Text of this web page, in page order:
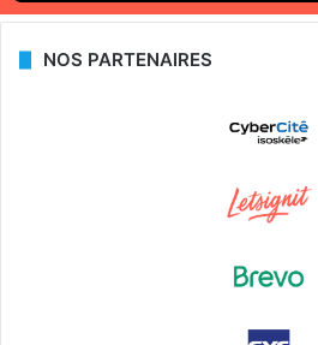
NOS PARTENAIRES